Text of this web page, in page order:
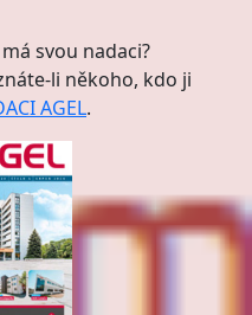
svou nadaci?
li někoho, kdo ji
AGEL.